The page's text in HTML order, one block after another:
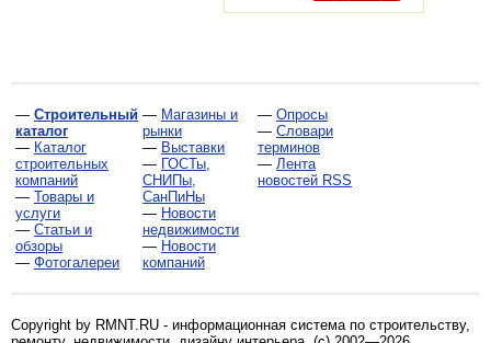
— Строительный
каталог
— Каталог
строительных
компаний
— Товары и
услуги
— Статьи и
обзоры
— Фотогалереи
— Магазины и
рынки
— Выставки
— ГОСТы,
СНИПы,
СанПиНы
— Новости
недвижимости
— Новости
компаний
— Опросы
— Словари
терминов
— Лента
новостей RSS
Copyright by RMNT.RU - информационная система по строительству,